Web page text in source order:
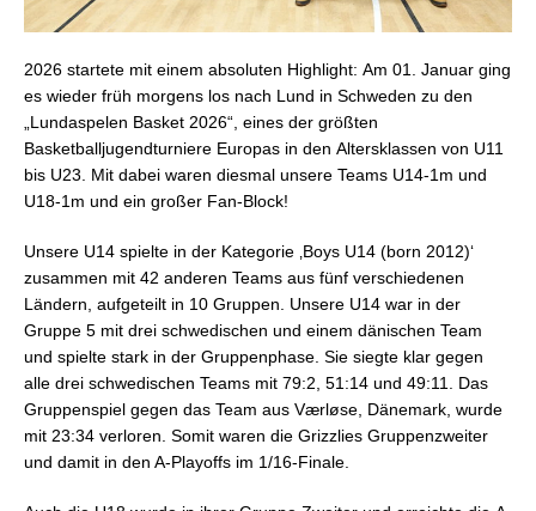
2026 startete mit einem absoluten Highlight: Am 01. Januar ging
es wieder früh morgens los nach Lund in Schweden zu den
„Lundaspelen Basket 2026“, eines der größten
Basketballjugendturniere Europas in den Altersklassen von U11
bis U23. Mit dabei waren diesmal unsere Teams U14-1m und
U18-1m und ein großer Fan-Block!
Unsere U14 spielte in der Kategorie ‚Boys U14 (born 2012)‘
zusammen mit 42 anderen Teams aus fünf verschiedenen
Ländern, aufgeteilt in 10 Gruppen. Unsere U14 war in der
Gruppe 5 mit drei schwedischen und einem dänischen Team
und spielte stark in der Gruppenphase. Sie siegte klar gegen
alle drei schwedischen Teams mit 79:2, 51:14 und 49:11. Das
Gruppenspiel gegen das Team aus Værløse, Dänemark, wurde
mit 23:34 verloren. Somit waren die Grizzlies Gruppenzweiter
und damit in den A-Playoffs im 1/16-Finale.